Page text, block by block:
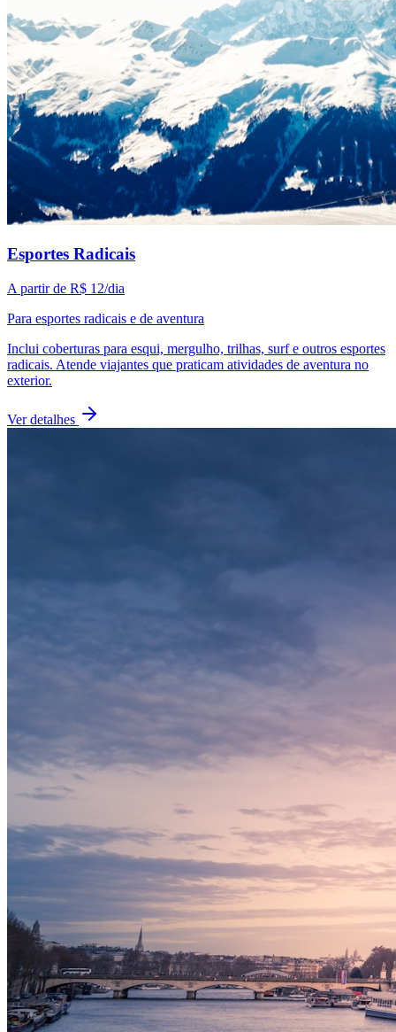
Esportes Radicais
A partir de R$ 12/dia
Para esportes radicais e de aventura
Inclui coberturas para esqui, mergulho, trilhas, surf e outros esportes
radicais. Atende viajantes que praticam atividades de aventura no
exterior.
Ver detalhes